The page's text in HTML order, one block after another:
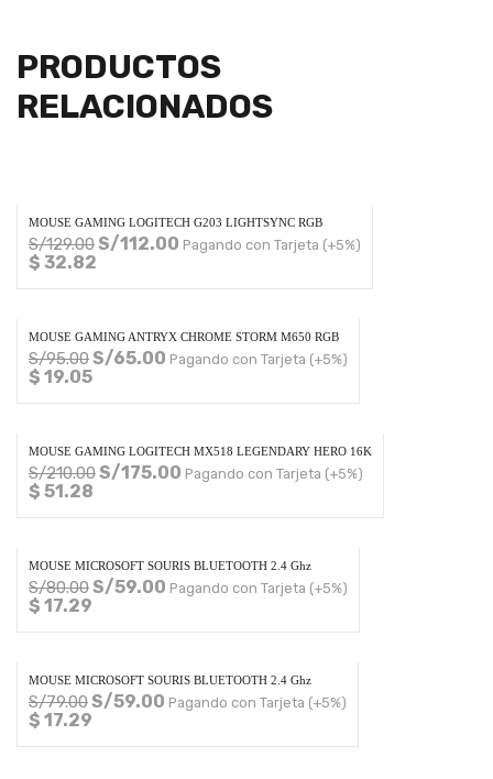
PRODUCTOS
RELACIONADOS
MOUSE GAMING LOGITECH G203 LIGHTSYNC RGB
S/129.00S/112.00 Pagando con Tarjeta (+5%)
$ 32.82
MOUSE GAMING ANTRYX CHROME STORM M650 RGB
S/95.00S/65.00 Pagando con Tarjeta (+5%)
$ 19.05
MOUSE GAMING LOGITECH MX518 LEGENDARY HERO 16K
S/210.00S/175.00 Pagando con Tarjeta (+5%)
$ 51.28
MOUSE MICROSOFT SOURIS BLUETOOTH 2.4 Ghz
S/80.00S/59.00 Pagando con Tarjeta (+5%)
$ 17.29
MOUSE MICROSOFT SOURIS BLUETOOTH 2.4 Ghz
S/79.00S/59.00 Pagando con Tarjeta (+5%)
$ 17.29